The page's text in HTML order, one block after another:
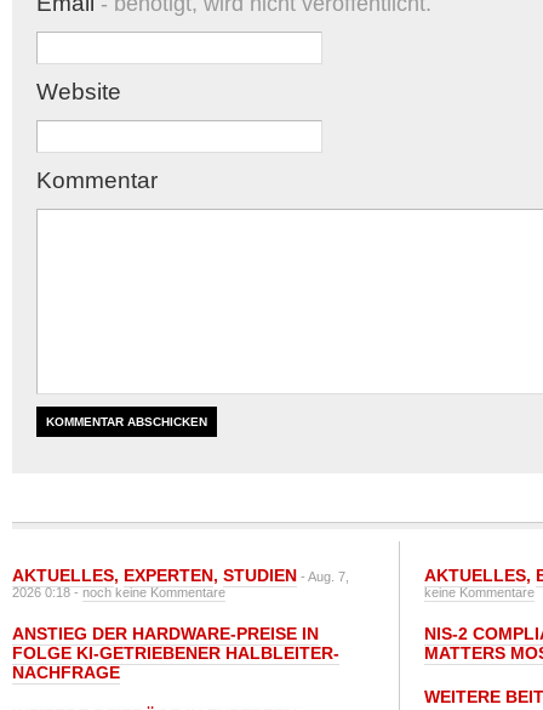
Website
Kommentar
AKTUELLES, EXPERTEN, STUDIEN - Aug. 7,
2026 0:18 -noch keine Kommentare
ANSTIEG DER HARDWARE-PREISE IN
FOLGE KI-GETRIEBENER HALBLEITER-
NACHFRAGE
AKTUELLES,
keine Kommentare
NIS-2
MATTERS
WEITERE